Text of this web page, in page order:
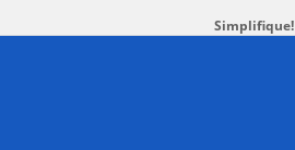
Simplifique!